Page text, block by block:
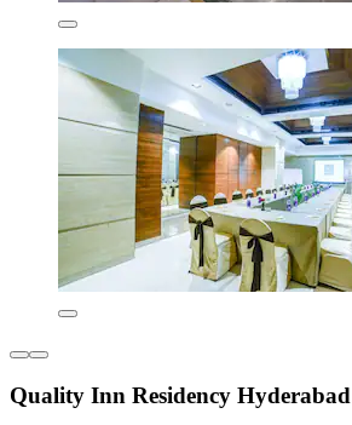
Quality Inn Residency Hyderabad